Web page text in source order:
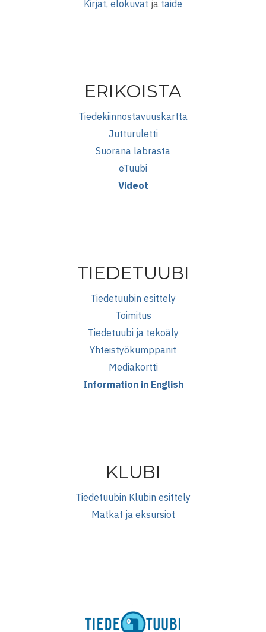
Kirjat, elokuvat ja taide
ERIKOISTA
Tiedekiinnostavuuskartta
Jutturuletti
Suorana labrasta
eTuubi
Videot
TIEDETUUBI
Tiedetuubin esittely
Toimitus
Tiedetuubi ja tekoäly
Yhteistyökumppanit
Mediakortti
Information in English
KLUBI
Tiedetuubin Klubin esittely
Matkat ja eksursiot